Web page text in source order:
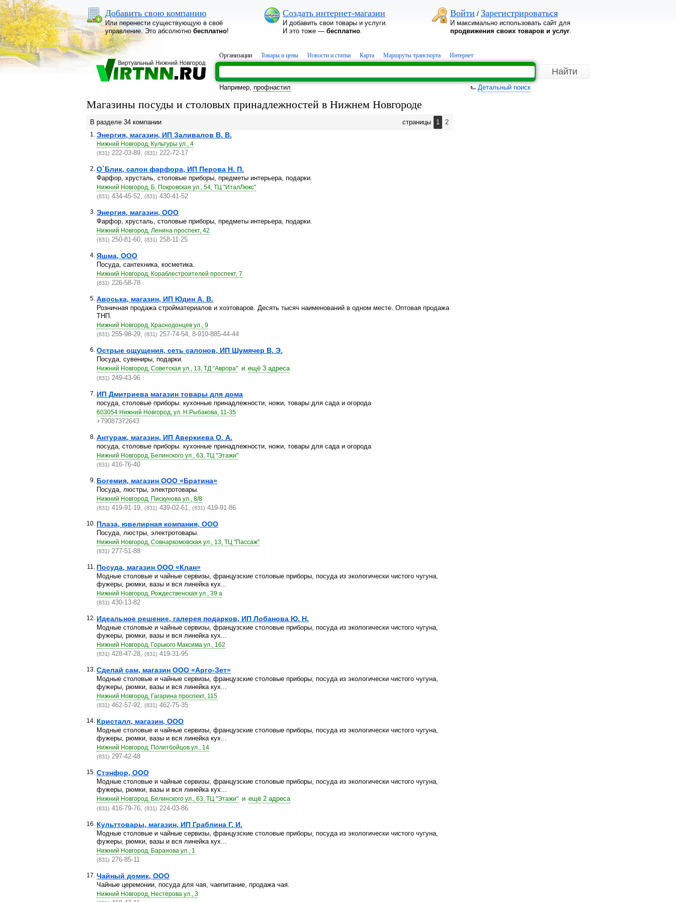
Добавить свою компанию
Или перенести существующую в своё
управление. Это абсолютно бесплатно!
Создать интернет-магазин
И добавить свои товары и услуги.
И это тоже — бесплатно.
Войти / Зарегистрироваться
И максимально использовать сайт для
продвижения своих товаров и услуг.
Организации Товары и цены Новости и статьи Карта Маршруты транспорта Интернет
Например, профнастил Детальный поиск
Магазины посуды и столовых принадлежностей в Нижнем Новгороде
В разделе 34 компании страницы 1 2
1. Энергия, магазин, ИП Заливалов В. В.
Нижний Новгород, Культуры ул., 4
(831) 222-03-89, (831) 222-72-17
2. О`Блик, салон фарфора, ИП Перова Н. П.
Фарфор, хрусталь, столовые приборы, предметы интерьера, подарки.
Нижний Новгород, Б. Покровская ул., 54, ТЦ "ИталЛюкс"
(831) 434-45-52, (831) 430-41-52
3. Энергия, магазин, ООО
Фарфор, хрусталь, столовые приборы, предметы интерьера, подарки.
Нижний Новгород, Ленина проспект, 42
(831) 250-81-60, (831) 258-11-25
4. Яшма, ООО
Посуда, сантехника, косметика.
Нижний Новгород, Кораблестроителей проспект, 7
(831) 226-58-78
5. Авоська, магазин, ИП Юдин А. В.
Розничная продажа стройматериалов и хозтоваров. Десять тысяч наименований в одном месте. Оптовая продажа
ТНП.
Нижний Новгород, Краснодонцев ул., 9
(831) 255-98-29, (831) 257-74-54, 8-910-885-44-44
6. Острые ощущения, сеть салонов, ИП Шумячер В. Э.
Посуда, сувениры, подарки.
Нижний Новгород, Советская ул., 13, ТД "Аврора" и ещё 3 адреса
(831) 249-43-96
7. ИП Дмитриева магазин товары для дома
посуда, столовые приборы. кухонные принадлежности, ножи, товары для сада и огорода
603054 Нижний Новгород, ул. Н.Рыбакова, 11-35
+79087372643
8. Антураж, магазин, ИП Аверкиева О. А.
посуда, столовые приборы. кухонные принадлежности, ножи, товары для сада и огорода
Нижний Новгород, Белинского ул., 63, ТЦ "Этажи"
(831) 416-76-40
9. Богемия, магазин ООО «Братина»
Посуда, люстры, электротовары.
Нижний Новгород, Пискунова ул., 8/8
(831) 419-91-19, (831) 439-02-61, (831) 419-91-86
10. Плаза, ювелирная компания, ООО
Посуда, люстры, электротовары.
Нижний Новгород, Совнаркомовская ул., 13, ТЦ "Пассаж"
(831) 277-51-88
11. Посуда, магазин ООО «Клан»
Модные столовые и чайные сервизы, французские столовые приборы, посуда из экологически чистого чугуна,
фужеры, рюмки, вазы и вся линейка кух...
Нижний Новгород, Рождественская ул., 39 а
(831) 430-13-82
12. Идеальное решение, галерея подарков, ИП Лобанова Ю. Н.
Модные столовые и чайные сервизы, французские столовые приборы, посуда из экологически чистого чугуна,
фужеры, рюмки, вазы и вся линейка кух...
Нижний Новгород, Горького Максима ул., 162
(831) 428-47-28, (831) 419-31-95
13. Сделай сам, магазин ООО «Арго-Зет»
Модные столовые и чайные сервизы, французские столовые приборы, посуда из экологически чистого чугуна,
фужеры, рюмки, вазы и вся линейка кух...
Нижний Новгород, Гагарина проспект, 115
(831) 462-57-92, (831) 462-75-35
14. Кристалл, магазин, ООО
Модные столовые и чайные сервизы, французские столовые приборы, посуда из экологически чистого чугуна,
фужеры, рюмки, вазы и вся линейка кух...
Нижний Новгород, Политбойцов ул., 14
(831) 297-42-48
15. Стэнфор, ООО
Модные столовые и чайные сервизы, французские столовые приборы, посуда из экологически чистого чугуна,
фужеры, рюмки, вазы и вся линейка кух...
Нижний Новгород, Белинского ул., 63, ТЦ "Этажи" и ещё 2 адреса
(831) 416-79-76, (831) 224-03-86
16. Культтовары, магазин, ИП Граблина Г. И.
Модные столовые и чайные сервизы, французские столовые приборы, посуда из экологически чистого чугуна,
фужеры, рюмки, вазы и вся линейка кух...
Нижний Новгород, Баранова ул., 1
(831) 276-85-11
17. Чайный домик, ООО
Чайные церемонии, посуда для чая, чаепитание, продажа чая.
Нижний Новгород, Нестерова ул., 3